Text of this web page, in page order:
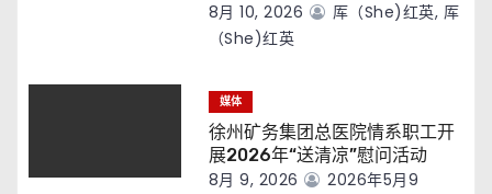
8月 10, 2026
厍（she)红英, 厍
（she)红英
媒体
徐州矿务集团总医院情系职工开
展2026年“送清凉”慰问活动
8月 9, 2026
2026年5月9